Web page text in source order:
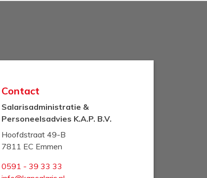
Contact
Salarisadministratie &
Personeelsadvies K.A.P. B.V.
Hoofdstraat 49-B
7811 EC Emmen
0591 - 39 33 33